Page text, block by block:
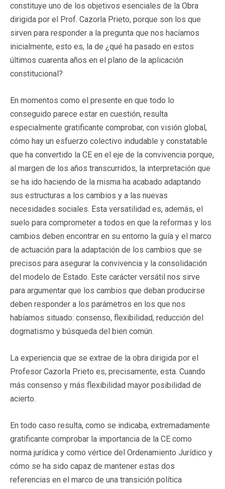
constituye uno de los objetivos esenciales de la Obra
dirigida por el Prof. Cazorla Prieto, porque son los que
sirven para responder a la pregunta que nos hacíamos
inicialmente, esto es, la de ¿qué ha pasado en estos
últimos cuarenta años en el plano de la aplicación
constitucional?
En momentos como el presente en que todo lo
conseguido parece estar en cuestión, resulta
especialmente gratificante comprobar, con visión global,
cómo hay un esfuerzo colectivo indudable y constatable
que ha convertido la CE en el eje de la convivencia porque,
al margen de los años transcurridos, la interpretación que
se ha ido haciendo de la misma ha acabado adaptando
sus estructuras a los cambios y a las nuevas
necesidades sociales. Esta versatilidad es, además, el
suelo para comprometer a todos en que la reformas y los
cambios deben encontrar en su entorno la guía y el marco
de actuación para la adaptación de los cambios que se
precisos para asegurar la convivencia y la consolidación
del modelo de Estado. Este carácter versátil nos sirve
para argumentar que los cambios que deban producirse
deben responder a los parámetros en los que nos
habíamos situado: consenso, flexibilidad, reducción del
dogmatismo y búsqueda del bien común.
La experiencia que se extrae de la obra dirigida por el
Profesor Cazorla Prieto es, precisamente, esta. Cuando
más consenso y más flexibilidad mayor posibilidad de
acierto.
En todo caso resulta, como se indicaba, extremadamente
gratificante comprobar la importancia de la CE como
norma jurídica y como vértice del Ordenamiento Jurídico y
cómo se ha sido capaz de mantener estas dos
referencias en el marco de una transición política